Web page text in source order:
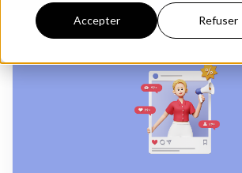
Accepter Refuser